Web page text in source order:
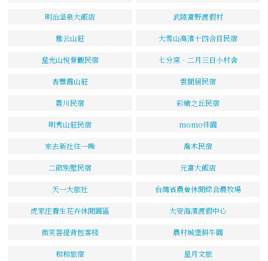
明治溫泉大飯店 武陵富野渡假村
雅云山莊 大雪山高濱十四合目民宿
星光山悅景觀民宿 七分窯‧二月三日小村舍
杏豐霞山莊 雲閒居民宿
震川民宿 彩繪之丘民宿
明秀山莊民宿 momo佳園
來去新社住一晚 喬木民宿
二館別墅民宿 元富大飯店
天一大旅社 台灣省農會休閒綜合農牧場
虎家庄養生花卉休閒園區 大安海濱渡假中心
微笑菩提背包客棧 農村城堡耕牛園
和和旅宿 星月文旅